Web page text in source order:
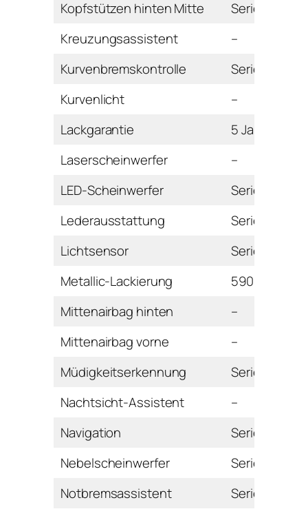
Kopfstützen hinten Mitte
Serie
Kreuzungsassistent
–
Kurvenbremskontrolle
Serie
Kurvenlicht
–
Lackgarantie
5 Jahre
Laserscheinwerfer
–
LED-Scheinwerfer
Serie
Lederausstattung
Serie
Lichtsensor
Serie
Metallic-Lackierung
590 Euro
Mittenairbag hinten
–
Mittenairbag vorne
–
Müdigkeitserkennung
Serie
Nachtsicht-Assistent
–
Navigation
Serie
Nebelscheinwerfer
Serie
Notbremsassistent
Serie